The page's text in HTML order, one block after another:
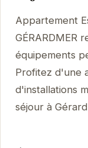
Appartement
GÉRARDMER
équipements
Profitez d'une
d'installations
séjour à